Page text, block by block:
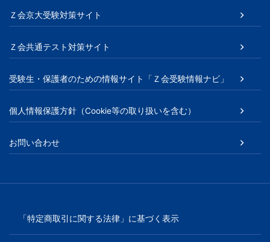
Ｚ会京大受験対策サイト
Ｚ会共通テスト対策サイト
受験生・保護者のための情報サイト「Ｚ会受験情報ナビ」
個人情報保護方針（Cookie等の取り扱いを含む）
お問い合わせ
「特定商取引に関する法律」に基づく表示